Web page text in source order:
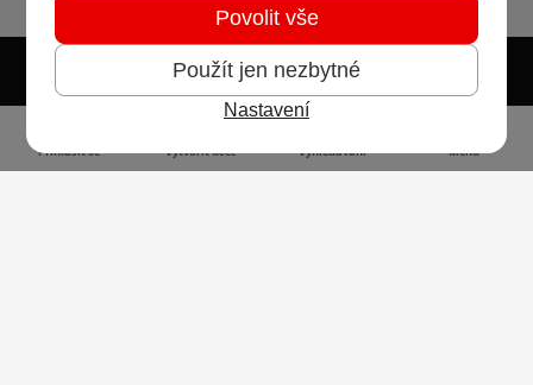
Světlý režim Předvolba systému
Přihlásit se Vytvořit účet Vyhledávání Menu
Použít jen nezbytné
Povolit vše
Nastavení